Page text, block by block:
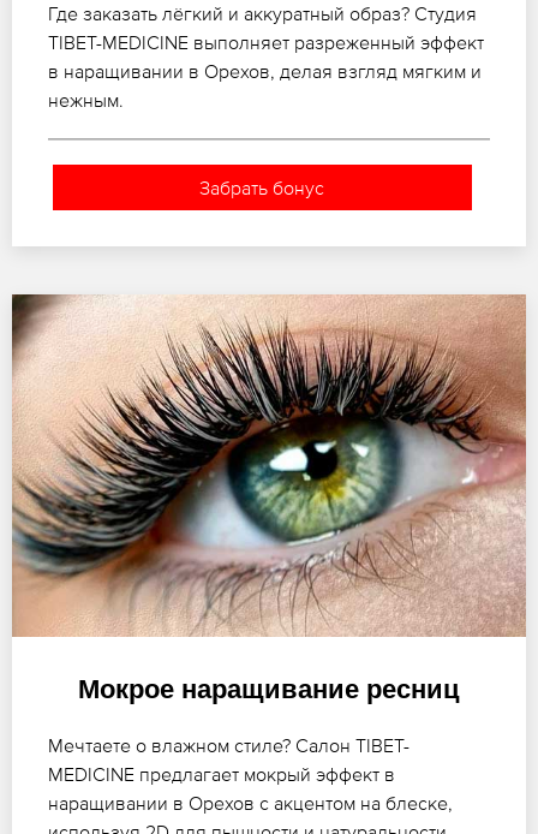
Где заказать лёгкий и аккуратный образ? Студия
TIBET-MEDICINE выполняет разреженный эффект
в наращивании в Орехов, делая взгляд мягким и
нежным.
Забрать бонус
Мокрое наращивание ресниц
Мечтаете о влажном стиле? Салон TIBET-
MEDICINE предлагает мокрый эффект в
наращивании в Орехов с акцентом на блеске,